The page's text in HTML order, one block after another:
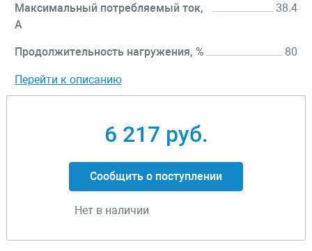
Максимальный потребляемый ток,
А
38.4
Продолжительность нагружения, % 80
Перейти к описанию
6 217 руб.
Сообщить о поступлении
Нет в наличии